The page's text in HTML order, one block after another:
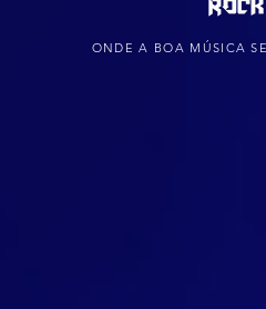
ONDE A BOA MÚSICA